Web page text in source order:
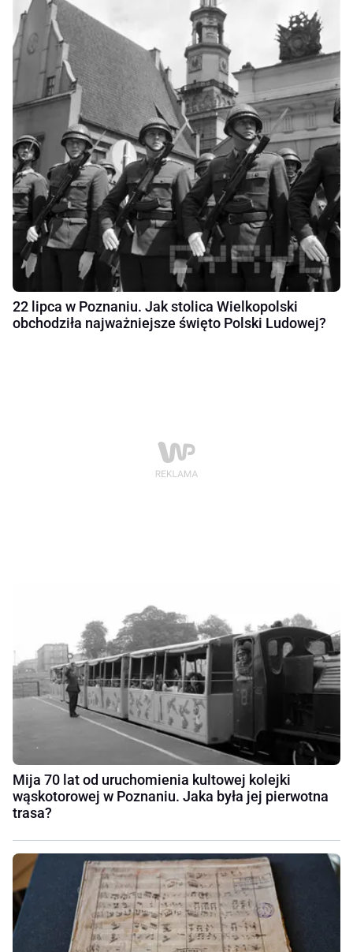
22 lipca w Poznaniu. Jak stolica Wielkopolski
obchodziła najważniejsze święto Polski Ludowej?
Mija 70 lat od uruchomienia kultowej kolejki
wąskotorowej w Poznaniu. Jaka była jej pierwotna
trasa?